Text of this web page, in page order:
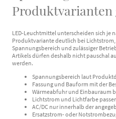
LED-Leuchtmittel unterscheiden sich je
Produktvariante deutlich bei
Spannungsbereich und zulässiger
Artikels dürfen deshalb nicht pauschal
werden.
Spannungsbereich laut
Fassung und Bauform mit der
Wärmeabfuhr und Einbauraum
Lichtstrom und Lichtfarbe
AC/DC nur innerhalb der
Ersatzstrom- oder